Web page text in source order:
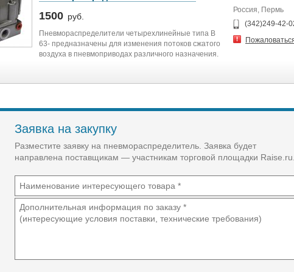
Рабочая среда
Очищенный воздух (тонкость очистки 40 мкм)
Проходное сечение ⅛"
Пропускная способность
350 л/мин (при 0,6 МПа)
Присоединение G⅛", G¼"
1,2 МПа
~220 В, =24 В, =12 В
±10%
Мощность катушки
5 Вт
Температура эксплуатации −5…60°C
IP65
Класс изоляции соленоида
Класс F
Максимальная частота срабатывания 5 Гц
Наработка до отказа
Материал уплотнения NBR
1500 руб.
Пневмораспределители четырехлинейные типа В
63- предназначены для изменения потоков сжатого
воздуха в пневмоприводах различного назначения.
Россия, Пермь
(342)249-42-
Заявка на закупку
Разместите заявку на пневмораспределитель. Заявка будет
направлена поставщикам — участникам торговой площадки Raise.ru.